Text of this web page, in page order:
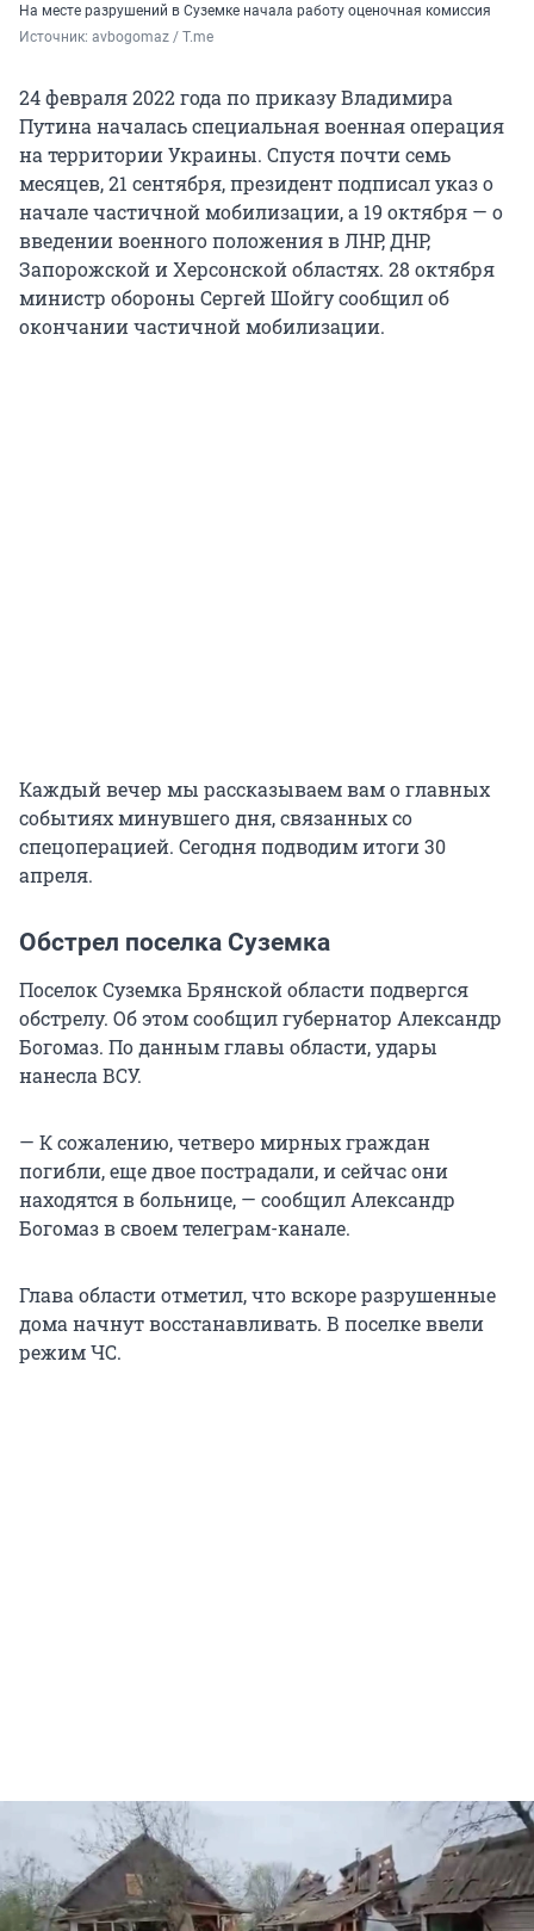
На месте разрушений в Суземке начала работу оценочная комиссия
Источник: avbogomaz / T.me
24 февраля 2022 года по приказу Владимира
Путина началась специальная военная операция
на территории Украины. Спустя почти семь
месяцев, 21 сентября, президент подписал указ о
начале частичной мобилизации, а 19 октября — о
введении военного положения в ЛНР, ДНР,
Запорожской и Херсонской областях. 28 октября
министр обороны Сергей Шойгу сообщил об
окончании частичной мобилизации.
Каждый вечер мы рассказываем вам о главных
событиях минувшего дня, связанных со
спецоперацией. Сегодня подводим итоги 30
апреля.
Обстрел поселка Суземка
Поселок Суземка Брянской области подвергся
обстрелу. Об этом сообщил губернатор Александр
Богомаз. По данным главы области, удары
нанесла ВСУ.
— К сожалению, четверо мирных граждан
погибли, еще двое пострадали, и сейчас они
находятся в больнице, — сообщил Александр
Богомаз в своем телеграм-канале.
Глава области отметил, что вскоре разрушенные
дома начнут восстанавливать. В поселке ввели
режим ЧС.